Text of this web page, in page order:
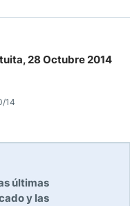
28 Octubre 2014
14
últimas
y las